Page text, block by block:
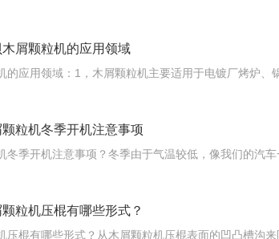
屑颗粒机的应用领域
粒机冬季开机注意事项
粒机压棍有哪些形式？